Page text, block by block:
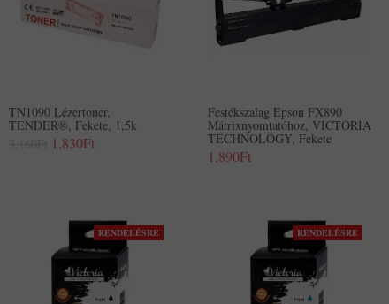
TN1090 Lézertoner,
TENDER®, Fekete, 1,5k
1,830Ft
Festékszalag Epson FX890
Mátrixnyomtatóhoz, VICTORIA
TECHNOLOGY, Fekete
1,890Ft
RENDELÉSRE RENDELÉSRE